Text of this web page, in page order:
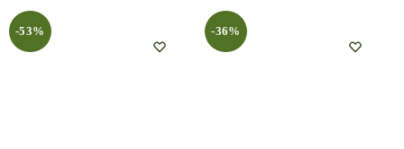
-53% -36%